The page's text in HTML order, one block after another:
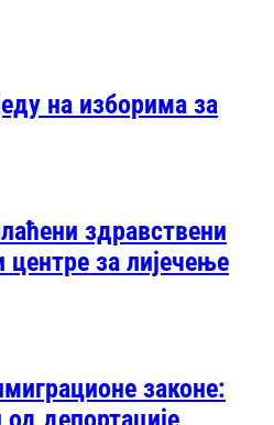
на изборима за
здравствени
за лијечење
законе: